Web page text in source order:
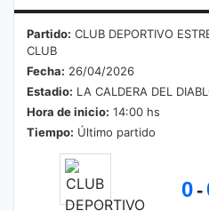
Partido: CLUB DEPORTIVO
CLUB
Fecha: 26/04/2026
Estadio: LA CALDERA DEL
Hora de inicio: 14:00 hs
Tiempo: Último partido
0-